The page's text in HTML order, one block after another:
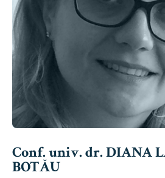
Conf. univ. dr. DIANA
BOTĂU